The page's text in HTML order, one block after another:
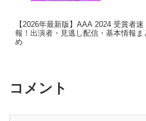
【2026年最新版】AAA 2024 受賞者速
報！出演者・見逃し配信・基本情報ま
め
コメント